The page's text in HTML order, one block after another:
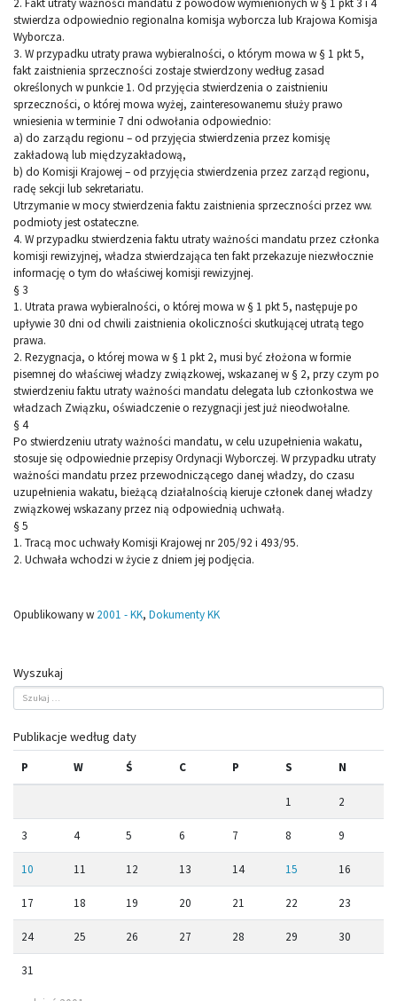
2. Fakt utraty ważności mandatu z powodów wymienionych w § 1 pkt 3 i 4
stwierdza odpowiednio regionalna komisja wyborcza lub Krajowa Komisja
Wyborcza.
3. W przypadku utraty prawa wybieralności, o którym mowa w § 1 pkt 5,
fakt zaistnienia sprzeczności zostaje stwierdzony według zasad
określonych w punkcie 1. Od przyjęcia stwierdzenia o zaistnieniu
sprzeczności, o której mowa wyżej, zainteresowanemu służy prawo
wniesienia w terminie 7 dni odwołania odpowiednio:
a) do zarządu regionu – od przyjęcia stwierdzenia przez komisję
zakładową lub międzyzakładową,
b) do Komisji Krajowej – od przyjęcia stwierdzenia przez zarząd regionu,
radę sekcji lub sekretariatu.
Utrzymanie w mocy stwierdzenia faktu zaistnienia sprzeczności przez ww.
podmioty jest ostateczne.
4. W przypadku stwierdzenia faktu utraty ważności mandatu przez członka
komisji rewizyjnej, władza stwierdzająca ten fakt przekazuje niezwłocznie
informację o tym do właściwej komisji rewizyjnej.
§ 3
1. Utrata prawa wybieralności, o której mowa w § 1 pkt 5, następuje po
upływie 30 dni od chwili zaistnienia okoliczności skutkującej utratą tego
prawa.
2. Rezygnacja, o której mowa w § 1 pkt 2, musi być złożona w formie
pisemnej do właściwej władzy związkowej, wskazanej w § 2, przy czym po
stwierdzeniu faktu utraty ważności mandatu delegata lub członkostwa we
władzach Związku, oświadczenie o rezygnacji jest już nieodwołalne.
§ 4
Po stwierdzeniu utraty ważności mandatu, w celu uzupełnienia wakatu,
stosuje się odpowiednie przepisy Ordynacji Wyborczej. W przypadku utraty
ważności mandatu przez przewodniczącego danej władzy, do czasu
uzupełnienia wakatu, bieżącą działalnością kieruje członek danej władzy
związkowej wskazany przez nią odpowiednią uchwałą.
§ 5
1. Tracą moc uchwały Komisji Krajowej nr 205/92 i 493/95.
2. Uchwała wchodzi w życie z dniem jej podjęcia.
Opublikowany w 2001 - KK, Dokumenty KK
Wyszukaj
Publikacje według daty
P W Ś C P S N
1 2
3 4 5 6 7 8 9
10 11 12 13 14 15 16
17 18 19 20 21 22 23
24 25 26 27 28 29 30
31